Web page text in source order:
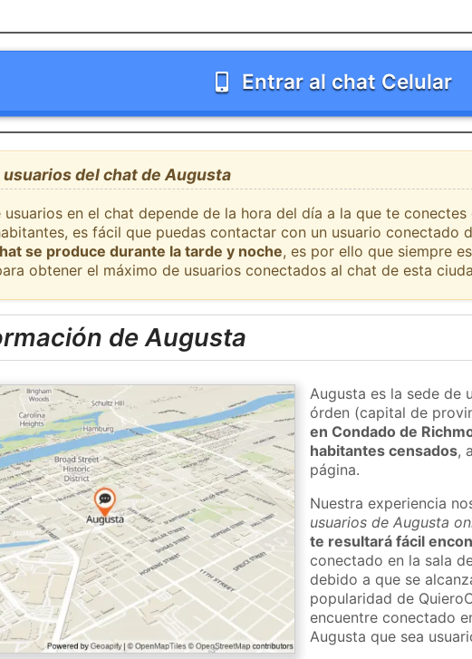
Entrar al chat Celular
usuarios del chat de Augusta
usuarios en el chat depende de la hora del día a la que te
es fácil que puedas contactar con un usuario conectado
se produce durante la tarde y noche, es por ello que siempre
obtener el máximo de usuarios conectados al chat de esta
de Augusta
Augusta es la sede de
órden (capital de
en Condado de
habitantes censados,
página.
Nuestra experiencia
usuarios de Augusta
te resultará fácil
conectado en la sala
debido a que se
popularidad de
encuentre conectado
Augusta que sea